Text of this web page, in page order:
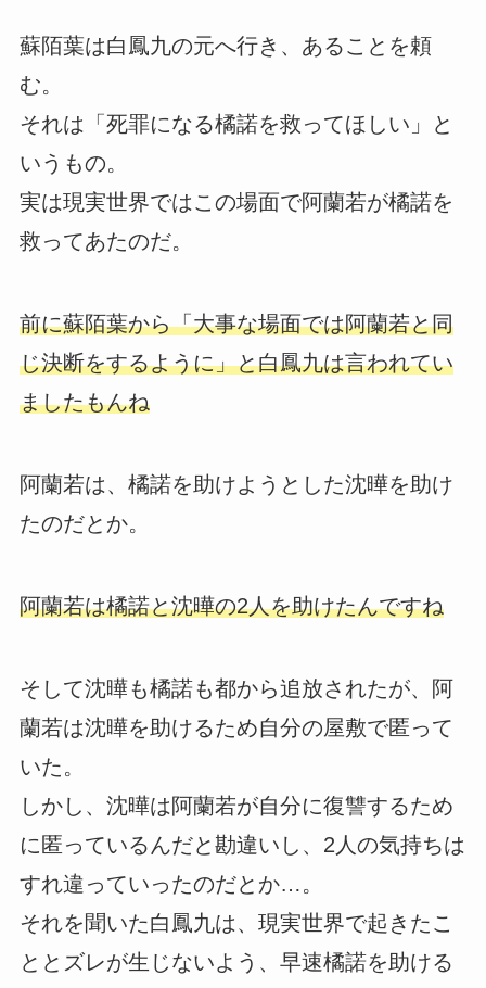
蘇陌葉は白鳳九の元へ行き、あることを頼
む。
それは「死罪になる橘諾を救ってほしい」と
いうもの。
実は現実世界ではこの場面で阿蘭若が橘諾を
救ってあたのだ。
前に蘇陌葉から「大事な場面では阿蘭若と同
じ決断をするように」と白鳳九は言われてい
ましたもんね
阿蘭若は、橘諾を助けようとした沈曄を助け
たのだとか。
阿蘭若は橘諾と沈曄の2人を助けたんですね
そして沈曄も橘諾も都から追放されたが、阿
蘭若は沈曄を助けるため自分の屋敷で匿って
いた。
しかし、沈曄は阿蘭若が自分に復讐するため
に匿っているんだと勘違いし、2人の気持ちは
すれ違っていったのだとか…。
それを聞いた白鳳九は、現実世界で起きたこ
ととズレが生じないよう、早速橘諾を助ける